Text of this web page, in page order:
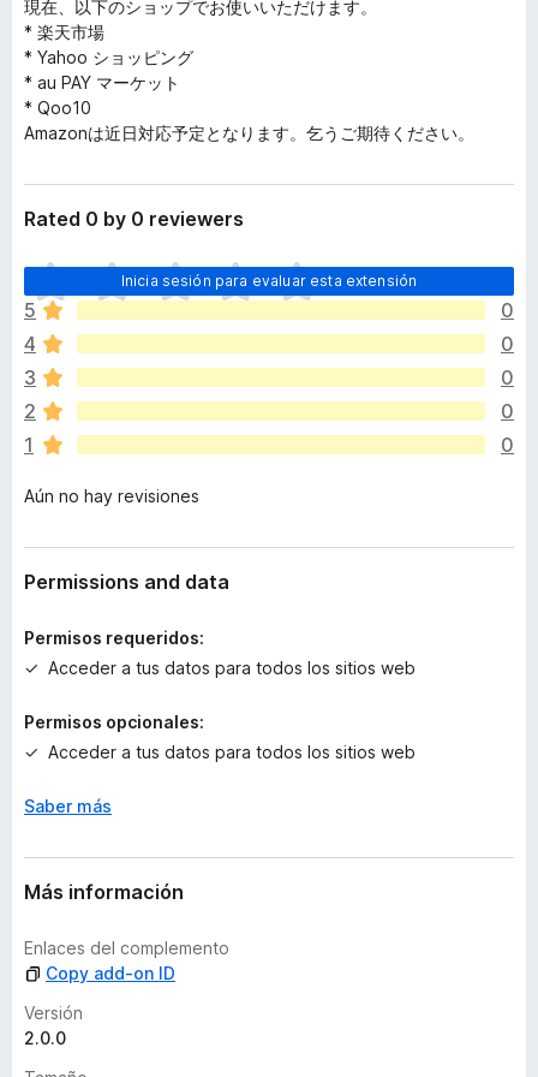
現在、以下のショップでお使いいただけます。
* 楽天市場
* Yahoo ショッピング
* au PAY マーケット
* Qoo10
Amazonは近日対応予定となります。乞うご期待ください。
Rated 0 by 0 reviewers
Inicia sesión para evaluar esta extensión
T
o
d
a
v
a
n
h
y
v
l
r
c
i
n
s
5
0
4
0
3
0
2
0
1
0
Aún no hay revisiones
Permissions and data
Permisos requeridos:
Acceder a tus datos para todos los sitios web
Permisos opcionales:
Acceder a tus datos para todos los sitios web
Saber más
Más información
Enlaces del complemento
Copy add-on ID
Versión
2.0.0